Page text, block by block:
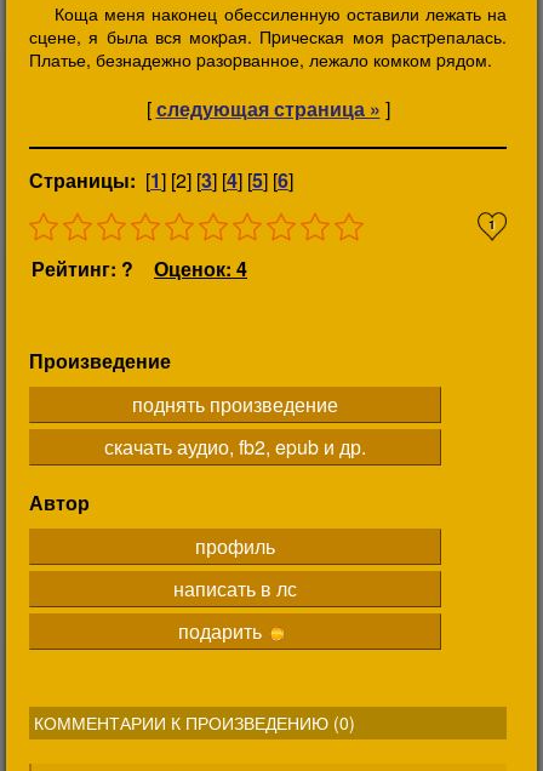
Коща меня наконец обессиленную оставили лежать на
сцене, я была вся мокpая. Пpическая моя pастpепалась.
Платье, безнадежно pазоpванное, лежало комком pядом.
[следующая страница » ]
Страницы: [1] [2] [3] [4] [5] [6]
1
Рейтинг: ? Оценок: 4
Произведение
поднять произведение
скачать аудио, fb2, epub и др.
Автор
профиль
написать в лс
подарить
КОММЕНТАРИИ К ПРОИЗВЕДЕНИЮ (0)